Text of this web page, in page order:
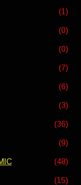
(1)
(0)
(0)
(7)
(6)
(3)
(36)
(9)
(48)
(15)